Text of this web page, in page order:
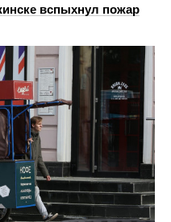
вспыхнул пожар